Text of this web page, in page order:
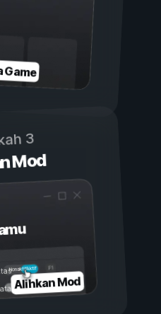
Game
3
Mod
Aktif
Nonaktif
Alihkan Mod